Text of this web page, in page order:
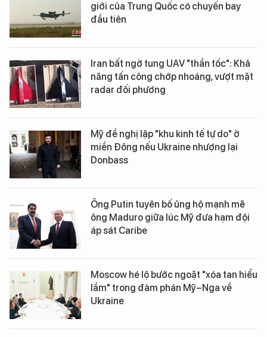
giới của Trung Quốc có chuyến bay
đầu tiên
Iran bất ngờ tung UAV "thần tốc": Khả
năng tấn công chớp nhoáng, vượt mặt
radar đối phương
Mỹ đề nghị lập "khu kinh tế tự do" ở
miền Đông nếu Ukraine nhượng lại
Donbass
Ông Putin tuyên bố ủng hộ mạnh mẽ
ông Maduro giữa lúc Mỹ đưa hạm đội
áp sát Caribe
Moscow hé lộ bước ngoặt "xóa tan hiểu
lầm" trong đàm phán Mỹ–Nga về
Ukraine